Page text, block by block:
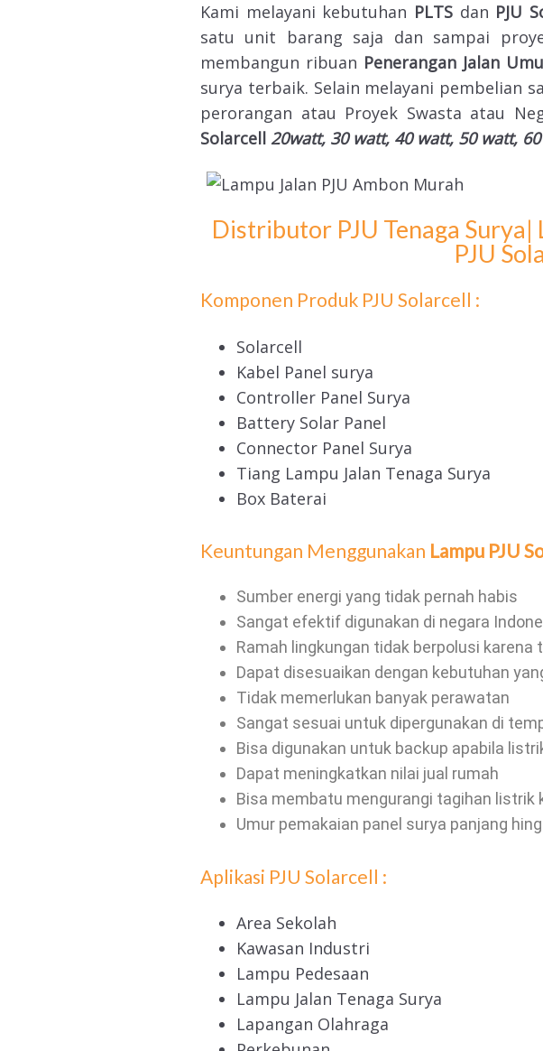
Kami melayani kebutuhan PLTS dan PJU
satu unit barang saja dan sampai
membangun ribuan Penerangan Jalan
surya terbaik. Selain melayani pembelian
perorangan atau Proyek Swasta atau
Solarcell 20watt, 30 watt, 40 watt, 50 watt,
Distributor PJU Tenaga Surya|
PJU
Komponen Produk PJU Solarcell :
Solarcell
Kabel Panel surya
Controller Panel Surya
Battery Solar Panel
Connector Panel Surya
Tiang Lampu Jalan Tenaga Surya
Box Baterai
Keuntungan Menggunakan Lampu PJU
Sumber energi yang tidak pernah habis
Sangat efektif digunakan di negara
Ramah lingkungan tidak berpolusi karena
Dapat disesuaikan dengan kebutuhan
Tidak memerlukan banyak perawatan
Sangat sesuai untuk dipergunakan di
Bisa digunakan untuk backup apabila
Dapat meningkatkan nilai jual rumah
Bisa membatu mengurangi tagihan listrik
Umur pemakaian panel surya panjang
Aplikasi PJU Solarcell :
Area Sekolah
Kawasan Industri
Lampu Pedesaan
Lampu Jalan Tenaga Surya
Lapangan Olahraga